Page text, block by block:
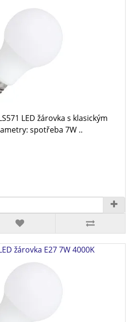
LED žárovka s klasickým
spotřeba 7W ..
žárovka E27 7W 4000K